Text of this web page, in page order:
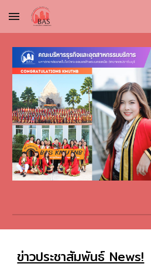
Skip to main content
ข่าวประชาสัมพันธ์ News!